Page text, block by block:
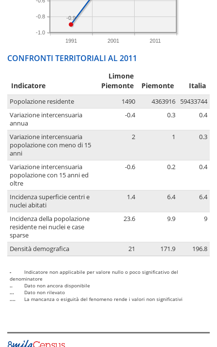
1991 2001 2011
-1.0
-0.8 -0.9
CONFRONTI TERRITORIALI AL 2011
Indicatore
Limone
Piemonte
Piemonte Italia
Popolazione residente 1490 4363916
59433744
Variazione intercensuaria
annua
-0.4 0.3 0.4
Variazione intercensuaria
popolazione con meno di 15
anni
2 1 0.3
Variazione intercensuaria
popolazione con 15 anni ed
oltre
-0.6 0.2 0.4
Incidenza superficie centri e
nuclei abitati
1.4 6.4 6.4
Incidenza della popolazione
residente nei nuclei e case
sparse
23.6 9.9 9
Densità demografica 21 171.9 196.8
-
Indicatore non applicabile per valore nullo o poco significativo del
denominatore
..
Dato non ancora disponibile
...
Dato non rilevato
....
La mancanza o esiguità del fenomeno rende i valori non significativi